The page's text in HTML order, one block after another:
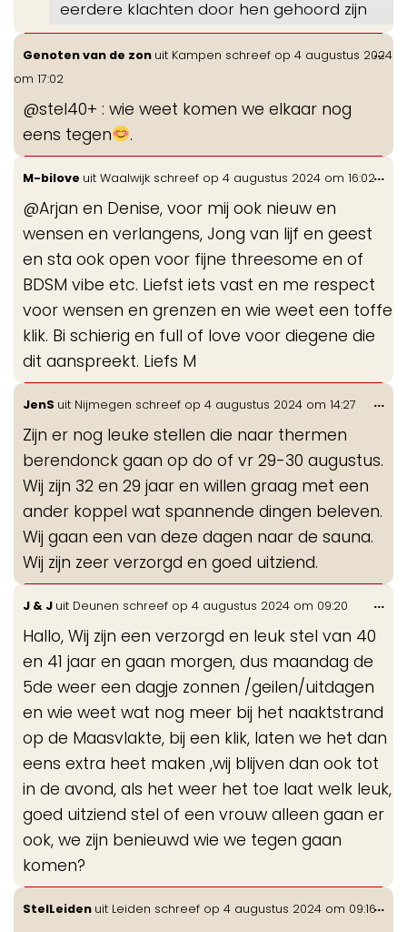
eerdere klachten door hen gehoord zijn
Genoten van de zon uit Kampen schreef op 4 augustus 2024
om 17:02
@stel40+ : wie weet komen we elkaar nog
eens tegen
.
...
M-bilove uit Waalwijk schreef op 4 augustus 2024 om 16:02
@Arjan en Denise, voor mij ook nieuw en
wensen en verlangens, Jong van lijf en geest
en sta ook open voor fijne threesome en of
BDSM vibe etc. Liefst iets vast en me respect
voor wensen en grenzen en wie weet een toffe
klik. Bi schierig en full of love voor diegene die
dit aanspreekt. Liefs M
...
JenS uit Nijmegen schreef op 4 augustus 2024 om 14:27
Zijn er nog leuke stellen die naar thermen
berendonck gaan op do of vr 29-30 augustus.
Wij zijn 32 en 29 jaar en willen graag met een
ander koppel wat spannende dingen beleven.
Wij gaan een van deze dagen naar de sauna.
Wij zijn zeer verzorgd en goed uitziend.
...
J & J uit Deunen schreef op 4 augustus 2024 om 09:20
Hallo, Wij zijn een verzorgd en leuk stel van 40
en 41 jaar en gaan morgen, dus maandag de
5de weer een dagje zonnen /geilen/uitdagen
en wie weet wat nog meer bij het naaktstrand
op de Maasvlakte, bij een klik, laten we het dan
eens extra heet maken ,wij blijven dan ook tot
in de avond, als het weer het toe laat welk leuk,
goed uitziend stel of een vrouw alleen gaan er
ook, we zijn benieuwd wie we tegen gaan
komen?
...
StelLeiden uit Leiden schreef op 4 augustus 2024 om 09:16...